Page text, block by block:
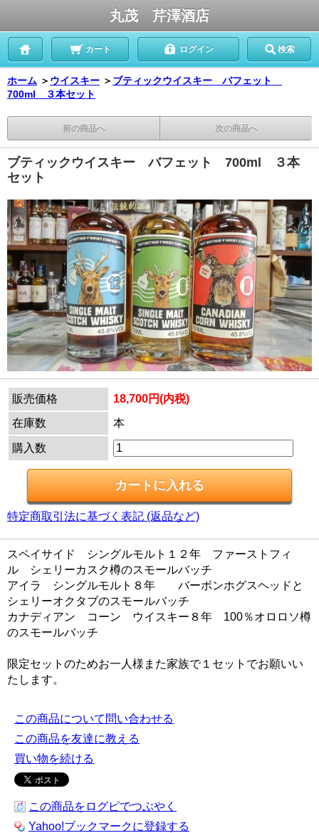
丸茂 芹澤酒店
カート ログイン 検索
ホーム ＞ ウイスキー ＞ ブティックウイスキー バフェット
700ml ３本セット
前の商品へ 次の商品へ
ブティックウイスキー バフェット 700ml ３本
セット
販売価格
18,700円(内税)
在庫数
本
購入数
特定商取引法に基づく表記 (返品など)
スペイサイド シングルモルト１２年 ファーストフィ
ル シェリーカスク樽のスモールバッチ
アイラ シングルモルト８年 バーボンホグスヘッドと
シェリーオクタブのスモールバッチ
カナディアン コーン ウイスキー８年 100％オロロソ樽
のスモールバッチ
限定セットのためお一人様また家族で１セットでお願いい
たします。
この商品について問い合わせる
この商品を友達に教える
買い物を続ける
この商品をログピでつぶやく
Yahoo!ブックマークに登録する